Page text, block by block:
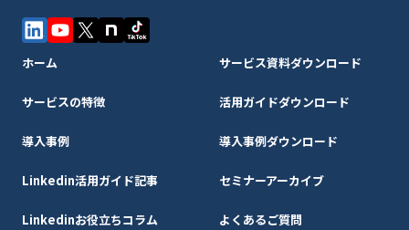
ホーム サービス資料ダウンロード
サービスの特徴 活用ガイドダウンロード
導入事例 導入事例ダウンロード
Linkedin活用ガイド記事 セミナーアーカイブ
Linkedinお役立ちコラム よくあるご質問